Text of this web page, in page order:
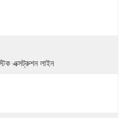
এক্সট্রুশন লাইন